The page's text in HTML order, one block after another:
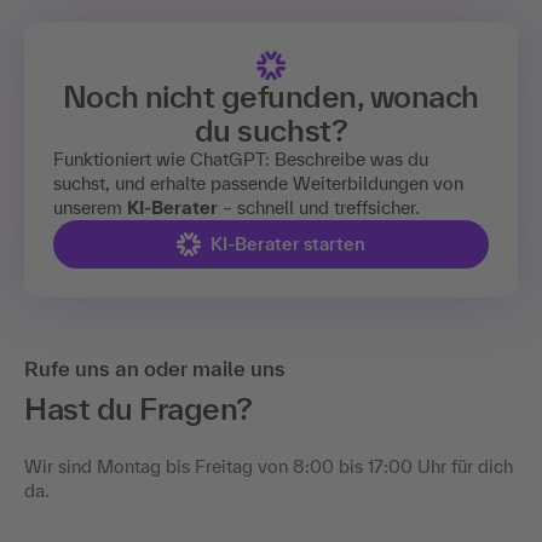
Noch nicht gefunden, wonach
du suchst?
Funktioniert wie ChatGPT: Beschreibe was du
suchst, und erhalte passende Weiterbildungen von
unserem KI-Berater – schnell und treffsicher.
KI-Berater starten
Rufe uns an oder maile uns
Hast du Fragen?
Wir sind Montag bis Freitag von 8:00 bis 17:00 Uhr für dich
da.